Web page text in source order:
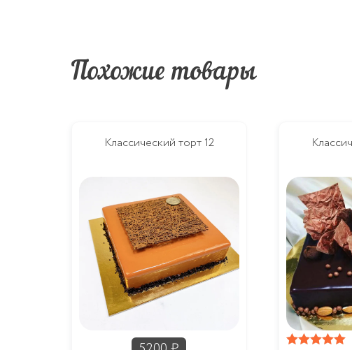
Похожие товары
Классический торт 12